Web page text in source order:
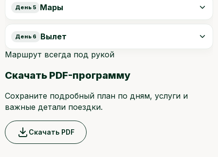
День 5 Мары
День 6
Вылет
Маршрут всегда под рукой
Скачать PDF-программу
Сохраните подробный план по дням, услуги и
важные детали поездки.
Скачать PDF